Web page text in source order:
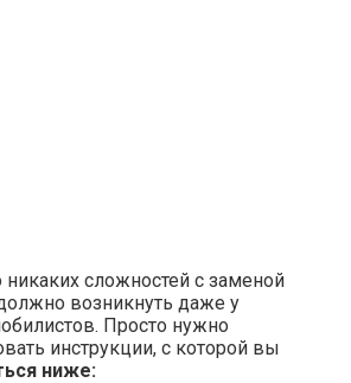
никаких сложностей с заменой
возникнуть даже у
Просто нужно
инструкции, с которой вы
ниже: